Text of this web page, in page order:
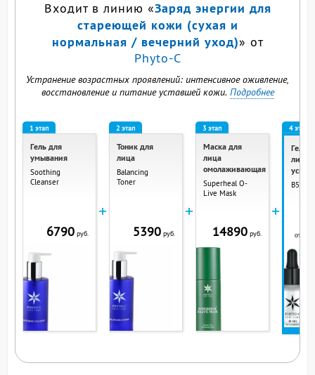
Входит в линию «Заряд энергии для
стареющей кожи (сухая и
нормальная / вечерний уход)» от
Phyto-C
Устранение возрастных проявлений: интенсивное оживление,
восстановление и питание уставшей кожи. Подробнее
1 этап
Гель для
умывания
Soothing
Cleanser
6790 руб.
+
2 этап
Тоник для
лица
Balancing
Toner
5390 руб.
+
3 этап
Маска для
лица
омолаживающая
Superheal O-
Live Mask
14890 руб.
+
4 этап
Гель
лица
B5 Gel
ВЫ
от